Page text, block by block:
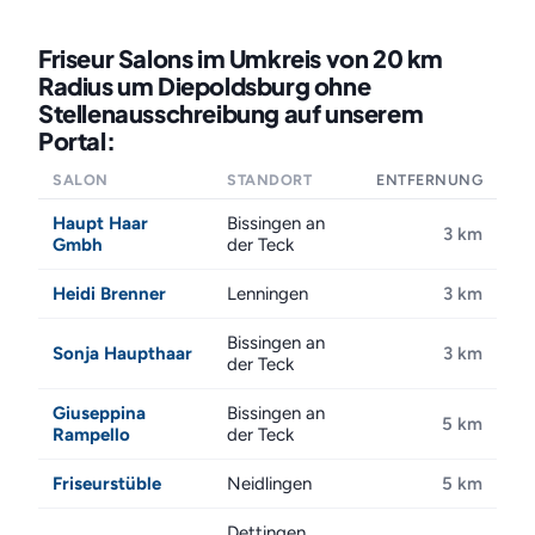
Friseur Salons im Umkreis von 20 km
Radius um Diepoldsburg ohne
Stellenausschreibung auf unserem
Portal:
SALON STANDORT ENTFERNUNG
Haupt Haar
Gmbh
Bissingen an
der Teck
3 km
Heidi Brenner Lenningen 3 km
Sonja Haupthaar
Bissingen an
der Teck
3 km
Giuseppina
Rampello
Bissingen an
der Teck
5 km
Friseurstüble Neidlingen 5 km